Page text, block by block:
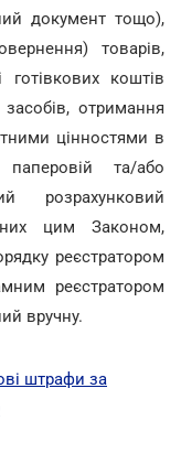
документ тощо),
товарів,
коштів
отримання
цінностями в
та/або
розрахунковий
цим Законом,
реєстратором
реєстратором
вручну.
штрафи за